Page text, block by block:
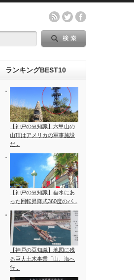
ランキングBEST10
【神戸の豆知識】六甲山の
山頂はアメリカの軍事施設
だ...
【神戸の豆知識】垂水にあ
った回転昇降式360度のパ...
【神戸の豆知識】地図に残
る巨大土木事業「山、海へ
行...